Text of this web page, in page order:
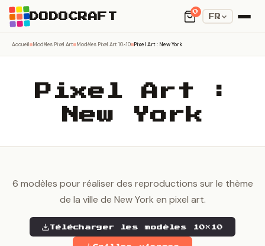
DODOCRAFT
0
FR
Accueil Modèles Pixel Art Modèles Pixel Art 10×10 Pixel Art : New York
Pixel Art :
New York
6 modèles pour réaliser des reproductions sur le thème
de la ville de New York en pixel art.
Télécharger les modèles 10×10